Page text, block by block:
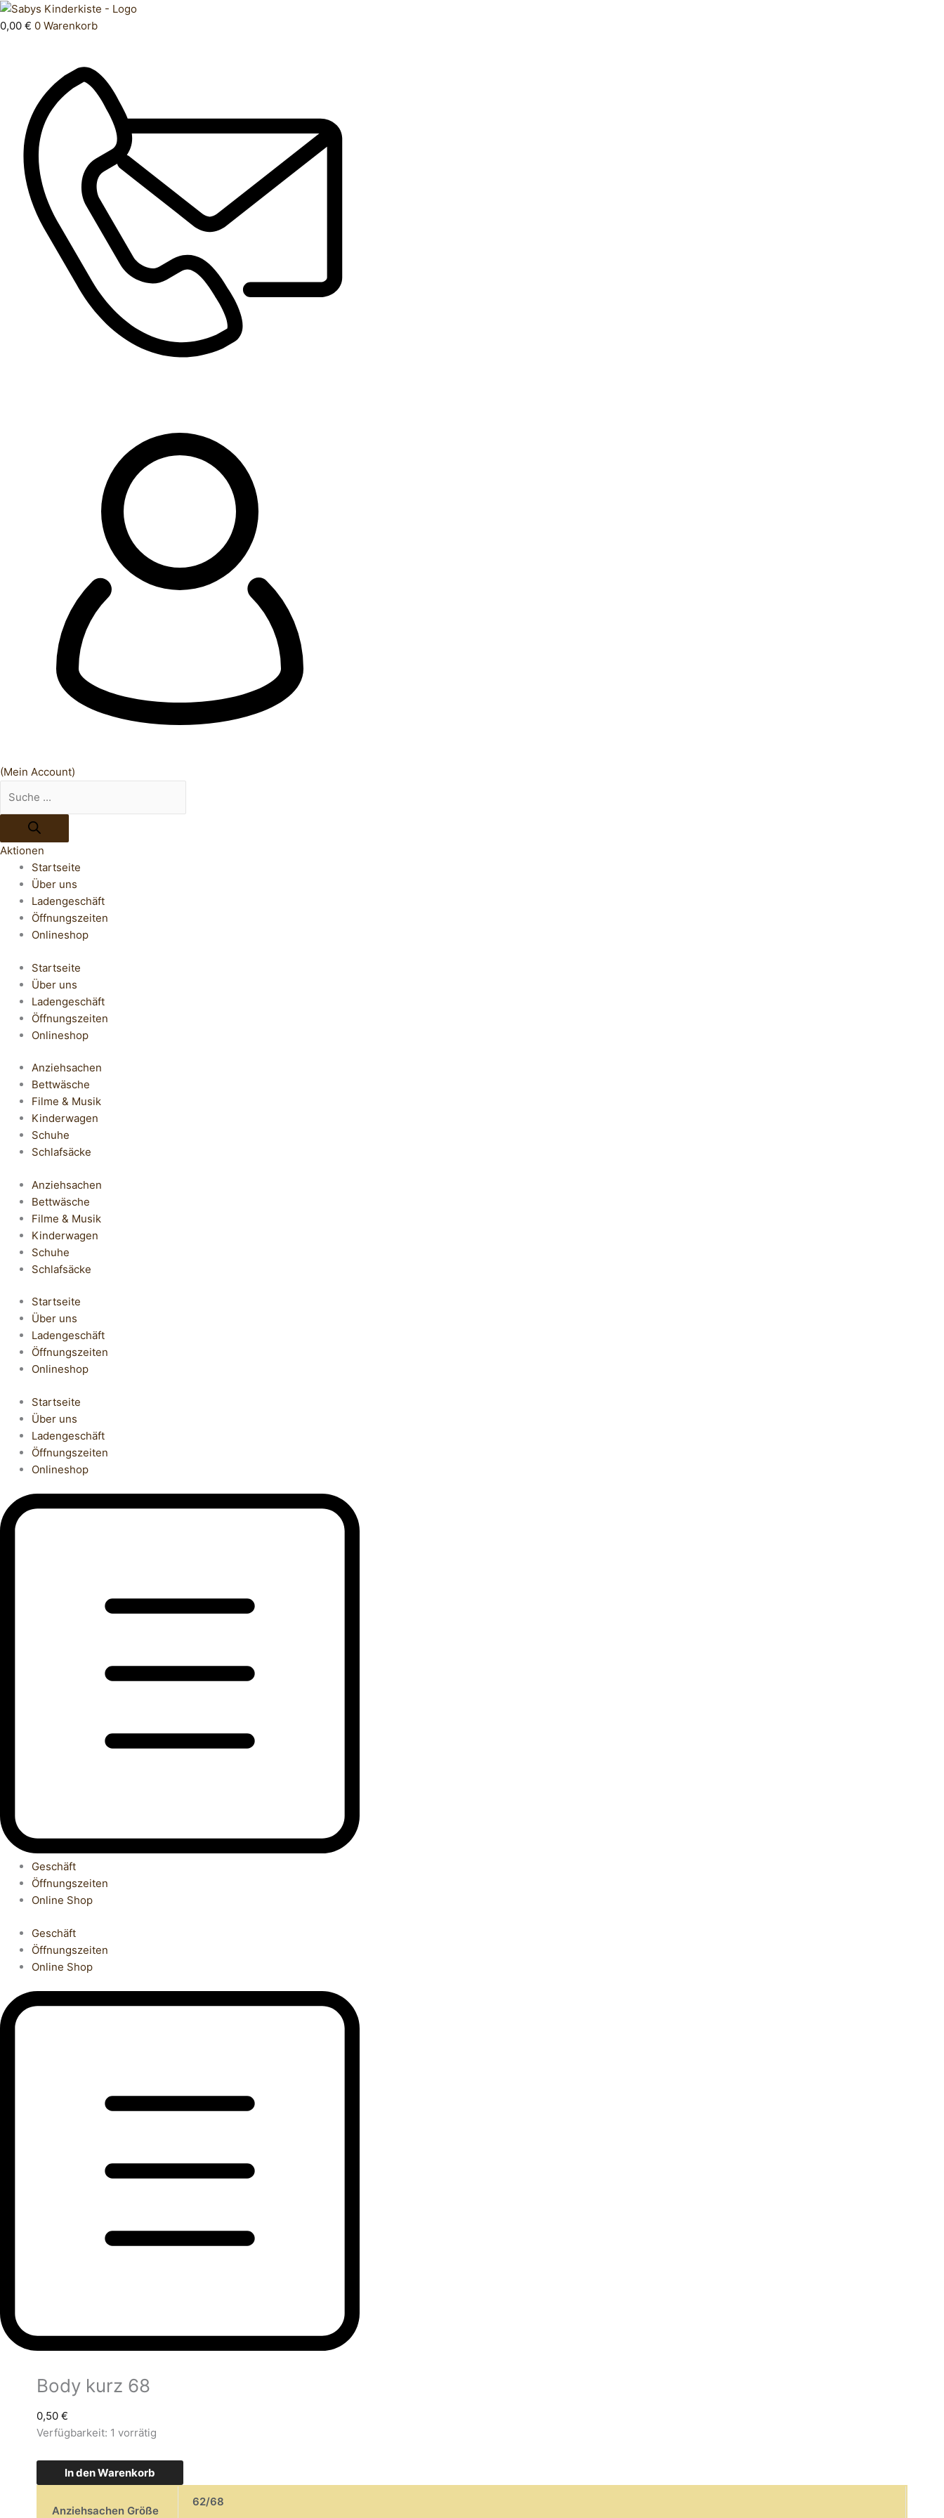
Zum
Inhalt
0,00 € 0 Warenkorb
(Mein Account)
Products
search
Aktionen
Startseite
Über uns
Ladengeschäft
Öffnungszeiten
Onlineshop
Startseite
Über uns
Ladengeschäft
Öffnungszeiten
Onlineshop
Anziehsachen
Bettwäsche
Filme & Musik
Kinderwagen
Schuhe
Schlafsäcke
Anziehsachen
Bettwäsche
Filme & Musik
Kinderwagen
Schuhe
Schlafsäcke
Startseite
Über uns
Ladengeschäft
Öffnungszeiten
Onlineshop
Startseite
Über uns
Ladengeschäft
Öffnungszeiten
Onlineshop
Geschäft
Öffnungszeiten
Online Shop
Geschäft
Öffnungszeiten
Online Shop
Body kurz 68
0,50 €
Verfügbarkeit: 1 vorrätig
Body
kurz
In den Warenkorb
Anziehsachen Größe
62/68